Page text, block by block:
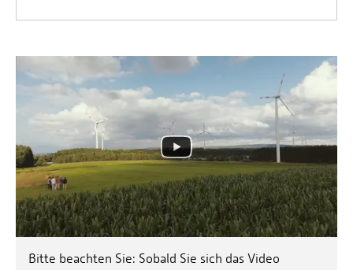
Bitte beachten Sie: Sobald Sie sich das Video